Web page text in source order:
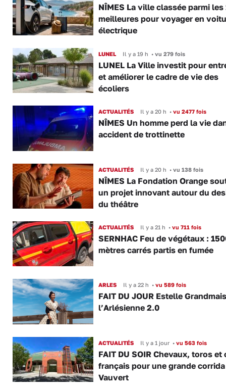
NÎMES La ville classée parmi les
meilleures pour voyager en
électrique
LUNEL Il y a 19 h •vu 279 fois
LUNEL La Ville investit pour
et améliorer le cadre de vie des
écoliers
ACTUALITÉS Il y a 20 h •vu 2477 fois
NÎMES Un homme perd la vie
accident de trottinette
ACTUALITÉS Il y a 20 h •vu 138 fois
NÎMES La Fondation Orange
un projet innovant autour du
du théâtre
ACTUALITÉS Il y a 21 h •vu 711 fois
SERNHAC Feu de végétaux :
mètres carrés partis en fumée
ARLES Il y a 22 h •vu 589 fois
FAIT DU JOUR Estelle
l’Arlésienne 2.0
ACTUALITÉS Il y a 1 jour •vu 563 fois
FAIT DU SOIR Chevaux, toros et
français pour une grande corrida
Vauvert